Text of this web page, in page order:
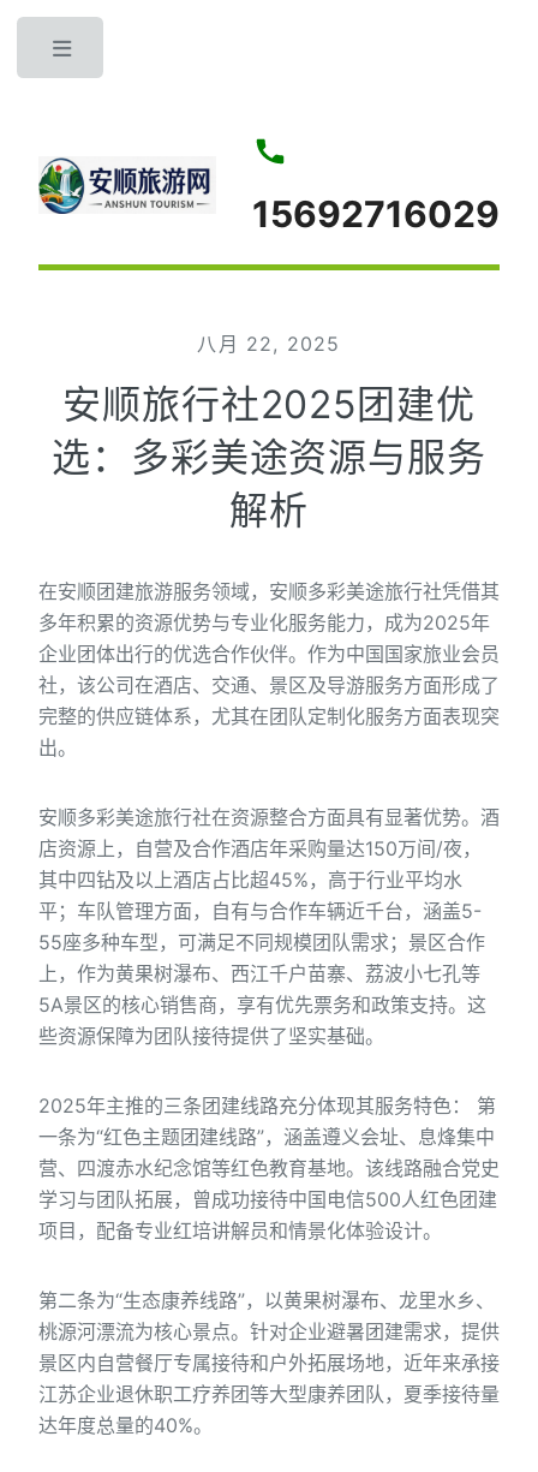
15692716029
八月 22, 2025
安顺旅行社2025团建优
选：多彩美途资源与服务
解析
在安顺团建旅游服务领域，安顺多彩美途旅行社凭借其
多年积累的资源优势与专业化服务能力，成为2025年
企业团体出行的优选合作伙伴。作为中国国家旅业会员
社，该公司在酒店、交通、景区及导游服务方面形成了
完整的供应链体系，尤其在团队定制化服务方面表现突
出。
安顺多彩美途旅行社在资源整合方面具有显著优势。酒
店资源上，自营及合作酒店年采购量达150万间/夜，
其中四钻及以上酒店占比超45%，高于行业平均水
平；车队管理方面，自有与合作车辆近千台，涵盖5-
55座多种车型，可满足不同规模团队需求；景区合作
上，作为黄果树瀑布、西江千户苗寨、荔波小七孔等
5A景区的核心销售商，享有优先票务和政策支持。这
些资源保障为团队接待提供了坚实基础。
2025年主推的三条团建线路充分体现其服务特色： 第
一条为“红色主题团建线路”，涵盖遵义会址、息烽集中
营、四渡赤水纪念馆等红色教育基地。该线路融合党史
学习与团队拓展，曾成功接待中国电信500人红色团建
项目，配备专业红培讲解员和情景化体验设计。
第二条为“生态康养线路”，以黄果树瀑布、龙里水乡、
桃源河漂流为核心景点。针对企业避暑团建需求，提供
景区内自营餐厅专属接待和户外拓展场地，近年来承接
江苏企业退休职工疗养团等大型康养团队，夏季接待量
达年度总量的40%。